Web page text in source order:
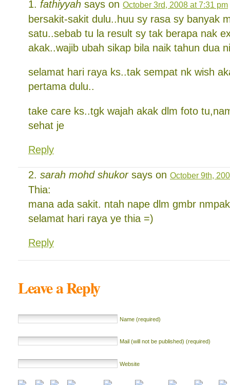
fathiyyah says on October 3rd, 2008 at 7:31 pm
bersakit-sakit dulu..huu sy rasa sy banyak
satu..sebab tu la result sy tak berapa nak
akak..wajib ubah sikap bila naik tahun dua
selamat hari raya ks..tak sempat nk wish
pertama dulu..
take care ks..tgk wajah akak dlm foto
sehat je
Reply
sarah mohd shukorsays on October 9th,
Thia:
mana ada sakit. ntah nape dlm gmbr
selamat hari raya ye thia =)
Reply
Leave a Reply
Name (required)
Mail (will not be published) (required)
Website